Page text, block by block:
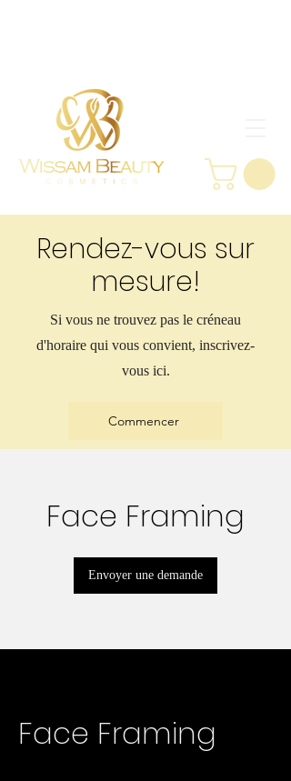
Rendez-vous sur
mesure!
Si vous ne trouvez pas le créneau
d'horaire qui vous convient, inscrivez-
vous ici.
Commencer
Face Framing
Envoyer une demande
Face Framing